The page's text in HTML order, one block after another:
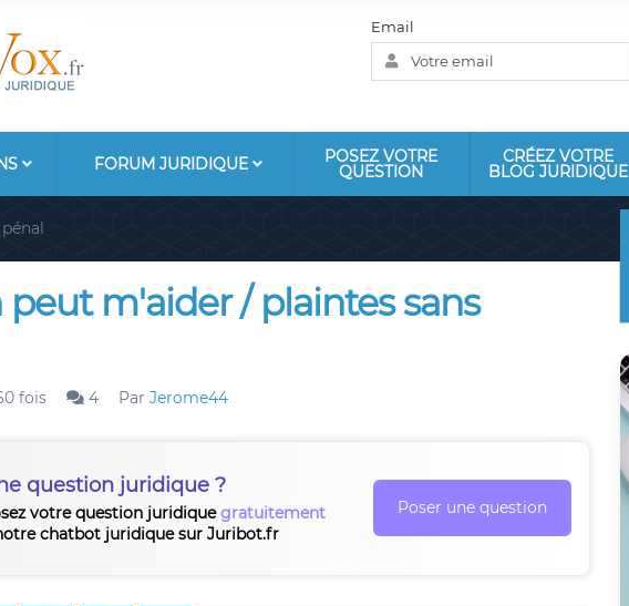
Email
FORUM JURIDIQUE POSEZ VOTRE
QUESTION
CRÉEZ VOTRE
BLOG JURIDIQUE
m'aider / plaintes sans
fois 4 Par Jerome44
question juridique ?
votre question juridiquegratuitement
chatbot juridique sur Juribot.fr
Poser une question